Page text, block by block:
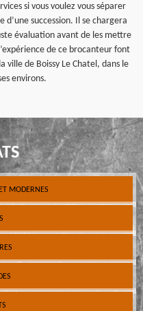
si vous voulez vous séparer
d’une succession. Il se chargera
évaluation avant de les mettre
de ce brocanteur font
ville de Boissy Le Chatel, dans le
environs.
MODERNES